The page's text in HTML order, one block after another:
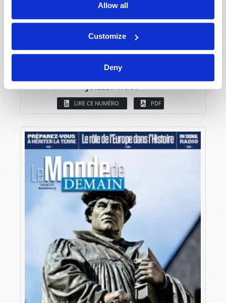
Allow all
Customize
Deny
JUILLET-AOÛT
LIRE CE NUMÉRO PDF